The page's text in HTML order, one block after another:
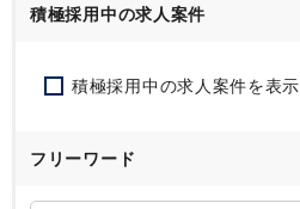
積極採用中の求人案件
積極採用中の求人案件を表示
フリーワード